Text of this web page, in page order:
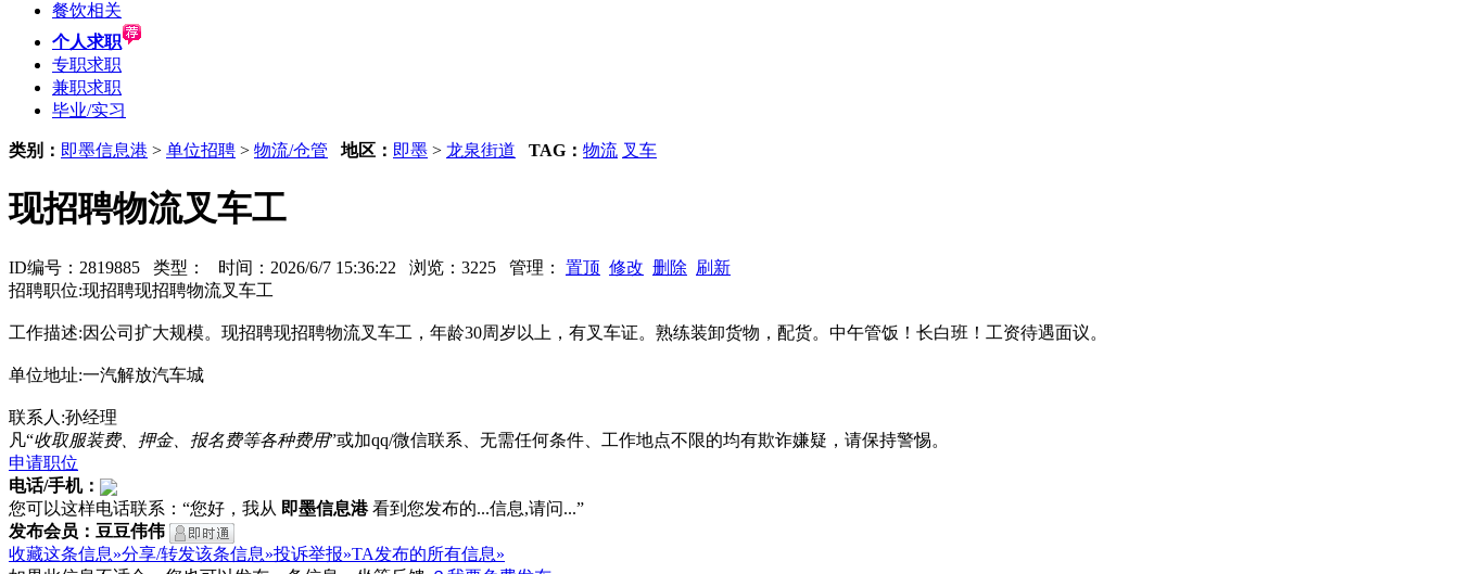
餐饮相关
个人求职
专职求职
兼职求职
毕业/实习
类别： 即墨信息港 > 单位招聘 > 物流/仓管 地区： 即墨 > 龙泉街道 TAG： 物流 叉车
现招聘物流叉车工
ID编号：2819885 类型： 时间：2026/6/7 15:36:22 浏览：3225 管理： 置顶 修改 删除 刷新
招聘职位:现招聘现招聘物流叉车工
工作描述:因公司扩大规模。现招聘现招聘物流叉车工，年龄30周岁以上，有叉车证。熟练装卸货物，配货。中午管饭！长白班！工资待遇面议。
单位地址:一汽解放汽车城
联系人:孙经理
凡“收取服装费、押金、报名费等各种费用”或加qq/微信联系、无需任何条件、工作地点不限的均有欺诈嫌疑，请保持警惕。
申请职位
电话/手机：
您可以这样电话联系：“您好，我从 即墨信息港看到您发布的...信息,请问...”
发布会员：豆豆伟伟
收藏这条信息»分享/转发该条信息»投诉举报»TA发布的所有信息»